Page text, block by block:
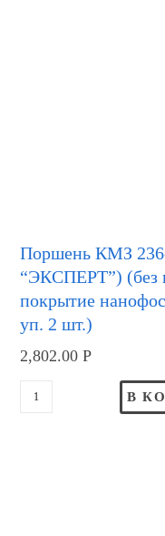
Поршень КМЗ
“ЭКСПЕРТ”) (без
покрытие
уп. 2 шт.)
2,802.00Р
В